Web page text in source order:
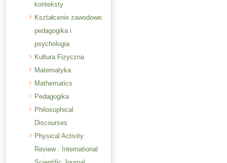
konteksty
Kształcenie zawodowe:
pedagogika i
psychologia
Kultura Fizyczna
Matematyka
Mathematics
Pedagogika
Philosophical
Discourses
Physical Activity
Review : International